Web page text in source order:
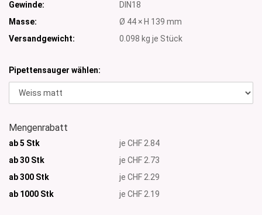
Gewinde:
DIN18
Masse:
Ø 44 × H 139 mm
Versandgewicht:
0.098 kg je Stück
Pipettensauger wählen:
Mengenrabatt
ab 5 Stk
je CHF 2.84
ab 30 Stk
je CHF 2.73
ab 300 Stk
je CHF 2.29
ab 1000 Stk je CHF 2.19